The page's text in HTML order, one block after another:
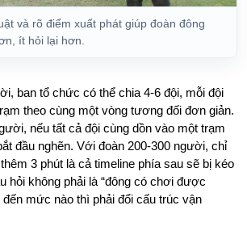
và rõ điểm xuất phát giúp đoàn đông
ít hỏi lại hơn.
ban tổ chức có thể chia 4-6 đội, mỗi đội
theo cùng một vòng tương đối đơn giản.
nếu tất cả đội cùng dồn vào một trạm
đầu nghẽn. Với đoàn 200-300 người, chỉ
3 phút là cả timeline phía sau sẽ bị kéo
hỏi không phải là “đông có chơi được
đến mức nào thì phải đổi cấu trúc vận